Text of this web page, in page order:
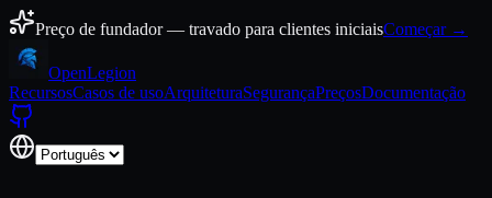
Pular para o conteúdo
Preço de fundador — travado para clientes iniciaisComeçar →
OpenLegion
RecursosCasos de usoArquiteturaSegurançaPreçosDocumentação